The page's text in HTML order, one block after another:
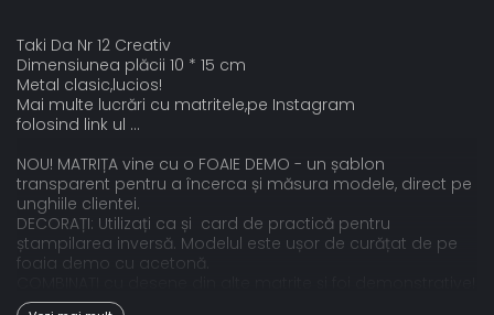
Taki Da Nr 12 Creativ
Dimensiunea plăcii 10 * 15 cm
Metal clasic,lucios!
Mai multe lucrări cu matritele,pe Instagram
folosind link ul …
NOU! MATRIȚA vine cu o FOAIE DEMO - un șablon
transparent pentru a încerca și măsura modele, direct pe
unghiile clientei.
DECORAȚI: Utilizați ca și card de practică pentru
ștampilarea inversă. Modelul este ușor de curățat de pe
foaia demo cu acetonă.